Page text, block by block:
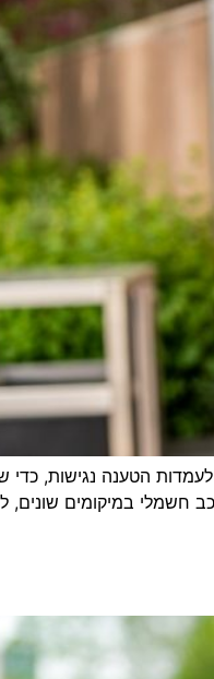
הטענה נגישות, כדי
חשמלי במיקומים שונים,